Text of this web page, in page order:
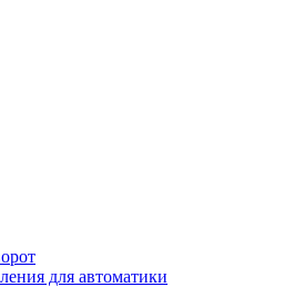
для автоматики